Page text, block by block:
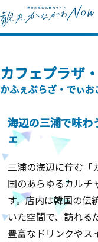
カフェプラザ
かふぇぷらざ・でぃお
海辺の三浦で味わ
ェ
三浦の海辺に佇む「
国のあらゆるカルチ
す。店内は韓国の伝
いた空間で、訪れる
豊富なドリンクやス